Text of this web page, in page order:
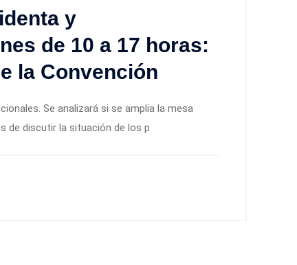
y
de 10 a 17 horas:
la Convención
Se analizará si se amplia la mesa
de discutir la situación de los p